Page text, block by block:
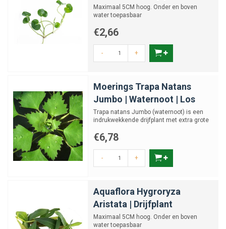
Maximaal 5CM hoog. Onder en boven
water toepasbaar
€2,66
- +
Moerings Trapa Natans
Jumbo | Waternoot | Los
Trapa natans Jumbo (waternoot) is een
indrukwekkende drijfplant met extra grote
€6,78
- +
Aquaflora Hygroryza
Aristata | Drijfplant
Maximaal 5CM hoog. Onder en boven
water toepasbaar